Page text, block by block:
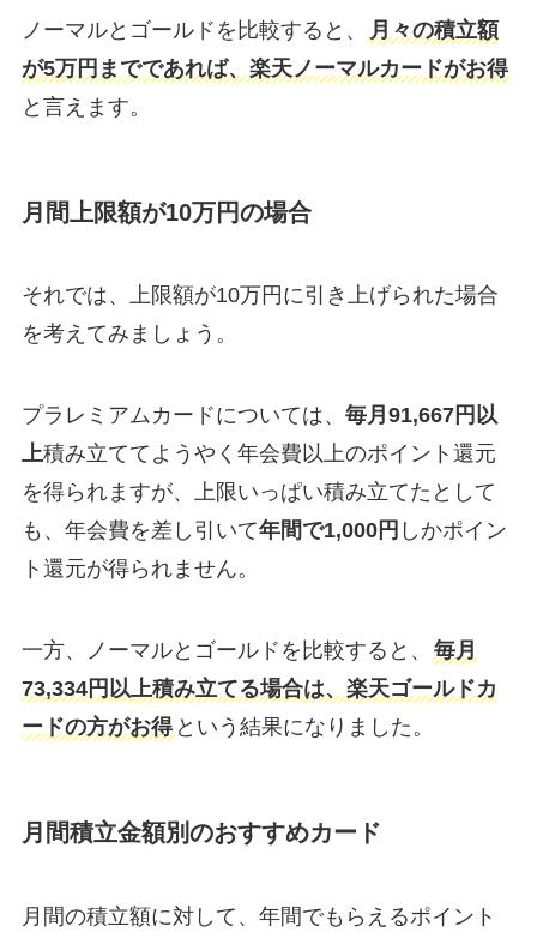
ノーマルとゴールドを比較すると、
月々の積立額
が5万円までであれば、楽天ノーマルカードがお得
と言えます。
月間上限額が10万円の場合
それでは、上限額が10万円に引き上げられた場合
を考えてみましょう。
プラレミアムカードについては、 毎月91,667円以
上積み立ててようやく年会費以上のポイント還元
を得られますが、上限いっぱい積み立てたとして
も、年会費を差し引いて年間で1,000円 しかポイン
ト還元が得られません。
一方、ノーマルとゴールドを比較すると、
毎月
73,334円以上積み立てる場合は、楽天ゴールドカ
ードの方がお得 という結果になりました。
月間積立金額別のおすすめカード
月間の積立額に対して、年間でもらえるポイント